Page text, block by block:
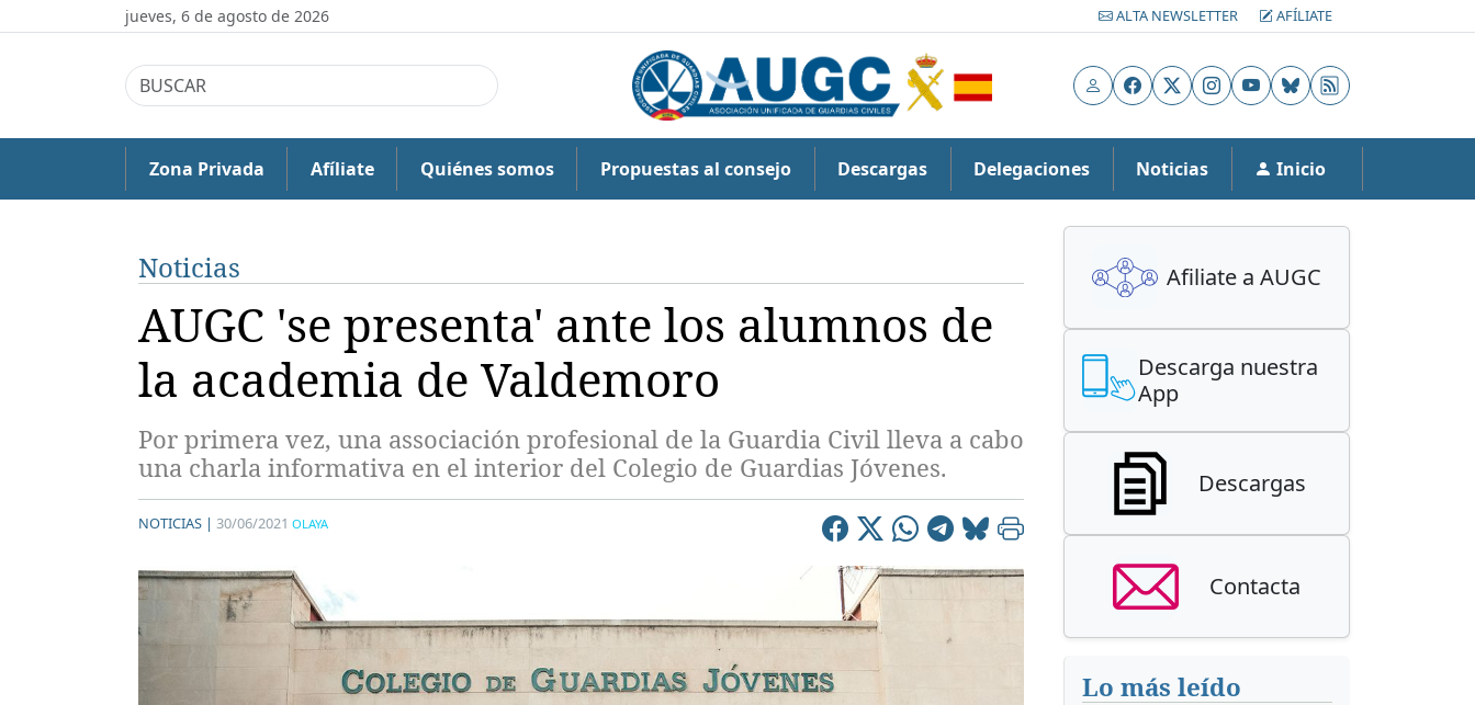
jueves, 6 de agosto de 2026 ALTA NEWSLETTER AFÍLIATE
UsuarioFacebook
X Instagram
YouTubeBluesky
RSS
Zona Privada Afíliate Quiénes somos Propuestas al consejo Descargas Delegaciones Noticias Inicio
Noticias
AUGC 'se presenta' ante los alumnos de
la academia de Valdemoro
Por primera vez, una associación profesional de la Guardia Civil lleva a cabo
una charla informativa en el interior del Colegio de Guardias Jóvenes.
NOTICIAS | 30/06/2021 OLAYA
Afiliate a AUGC
Descarga nuestra
App
Descargas
Contacta
Lo más leído